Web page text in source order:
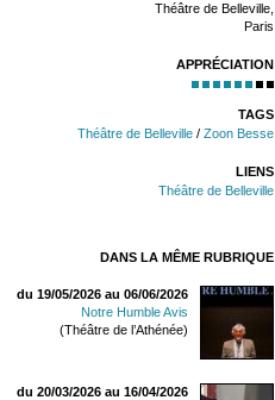
Théâtre de Belleville,
Paris
APPRÉCIATION
TAGS
Théâtre de Belleville / Zoon Besse
LIENS
Théâtre de Belleville
DANS LA MÊME RUBRIQUE
du 19/05/2026 au 06/06/2026
Notre Humble Avis
(Théâtre de l’Athénée)
du 20/03/2026 au 16/04/2026